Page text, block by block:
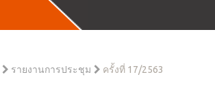
รายงานการประชุม ครั้งที่ 17/2563